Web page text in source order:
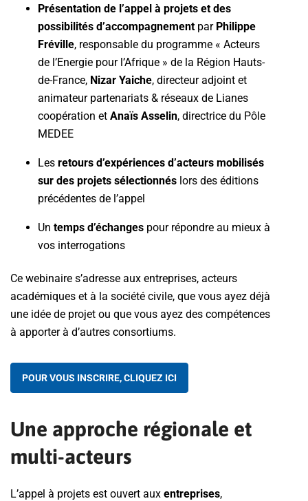
Présentation de l’appel à projets et des
possibilités d’accompagnement par Philippe
Fréville, responsable du programme « Acteurs
de l’Energie pour l’Afrique » de la Région Hauts-
de-France, Nizar Yaiche, directeur adjoint et
animateur partenariats & réseaux de Lianes
coopération et Anaïs Asselin, directrice du Pôle
MEDEE
Les retours d’expériences d’acteurs mobilisés
sur des projets sélectionnés lors des éditions
précédentes de l’appel
Un temps d’échanges pour répondre au mieux à
vos interrogations
Ce webinaire s’adresse aux entreprises, acteurs
académiques et à la société civile, que vous ayez déjà
une idée de projet ou que vous ayez des compétences
à apporter à d’autres consortiums.
POUR VOUS INSCRIRE, CLIQUEZ ICI
Une approche régionale et
multi-acteurs
L’appel à projets est ouvert aux entreprises,